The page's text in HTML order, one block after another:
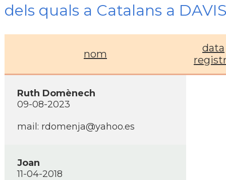
dels quals a Catalans a
nom
data
Ruth Domènech
09-08-2023
mail: rdomenja@yahoo.es
Joan
11-04-2018